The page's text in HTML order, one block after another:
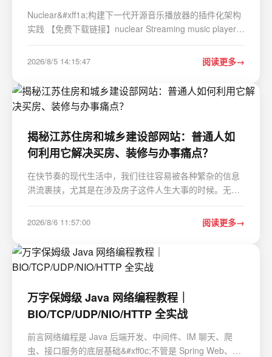
Nuclear&#xff1a;构建下一代开源音乐播放器的插件化架构
实践 【免费下载链接】nuclear Streaming music player
https://gitcode.com/GitHub_Trending/nu/nuclear 当你试
图打造一个真正自由、无广告的音乐播放体验时&#x…
2026/8/5 14:15:47 阅读更多
揭秘江苏住房和城乡建设部网站：普通人如
何利用它解决买房、装修与办事痛点？
在快节奏的现代生活中，我们往往容易被各种繁杂的信息
洪流裹挟，尤其是在涉及房子这件人生大事的时候。无论
或是从事建筑行业的相关从业者，每当遇到问题，脑海中
浮现的第一个念头往往就是“去网上查查”。而在江苏这片
经济…
2026/8/6 11:57:00 阅读更多
万字保姆级 Java 网络编程教程｜
BIO/TCP/UDP/NIO/HTTP 全实战
前言网络编程是 Java 后端开发、中间件、IM 聊天、爬
虫、接口服务的底层基础&#xff0c;不管是 Spring Web、